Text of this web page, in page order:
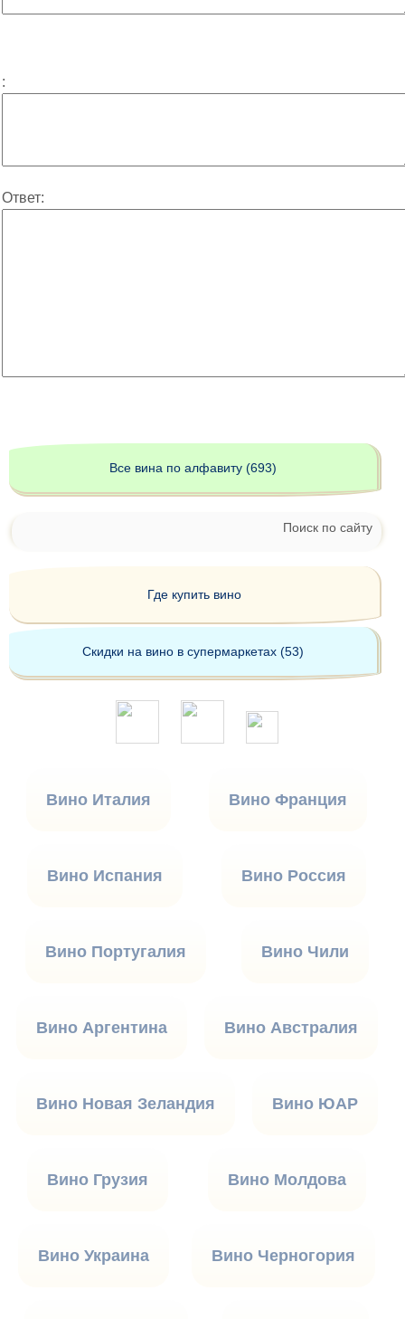
:
Ответ:
Все вина по алфавиту (693)
Поиск по сайту
Где купить вино
Скидки на вино в супермаркетах (53)
Вино Италия Вино Франция
Вино Испания Вино Россия
Вино Португалия Вино Чили
Вино Аргентина Вино Австралия
Вино Новая Зеландия Вино ЮАР
Вино Грузия Вино Молдова
Вино Украина Вино Черногория